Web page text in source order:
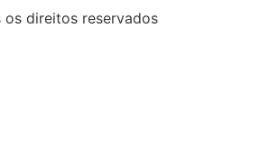
os direitos reservados